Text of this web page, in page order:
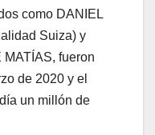
como DANIEL
Suiza) y
fueron
de 2020 y el
un millón de